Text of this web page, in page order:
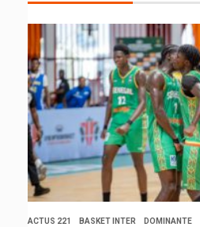
ACTUS 221 BASKET INTER DOMINANTE